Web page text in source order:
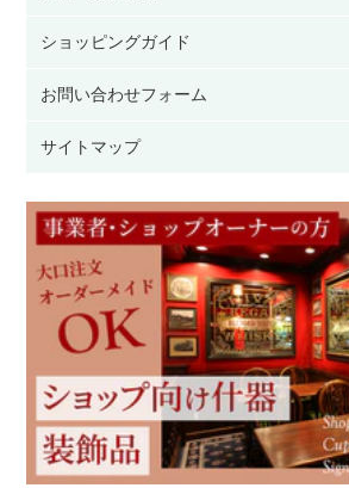
ファッション雑貨
その他雑貨
モリスの雑貨
英国ブランド雑貨
ショッピングガイド
お問い合わせフォーム
サイトマップ